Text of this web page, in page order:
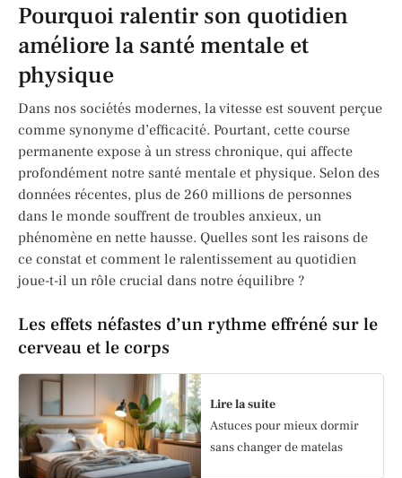
Pourquoi ralentir son quotidien
améliore la santé mentale et
physique
Dans nos sociétés modernes, la vitesse est souvent perçue
comme synonyme d’efficacité. Pourtant, cette course
permanente expose à un stress chronique, qui affecte
profondément notre santé mentale et physique. Selon des
données récentes, plus de 260 millions de personnes
dans le monde souffrent de troubles anxieux, un
phénomène en nette hausse. Quelles sont les raisons de
ce constat et comment le ralentissement au quotidien
joue-t-il un rôle crucial dans notre équilibre ?
Les effets néfastes d’un rythme effréné sur le
cerveau et le corps
Lire la suite
Astuces pour mieux dormir
sans changer de matelas